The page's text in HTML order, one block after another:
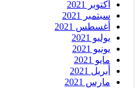
أكتوبر 2021
سبتمبر 2021
أغسطس 2021
يوليو 2021
يونيو 2021
مايو 2021
أبريل 2021
مارس 2021